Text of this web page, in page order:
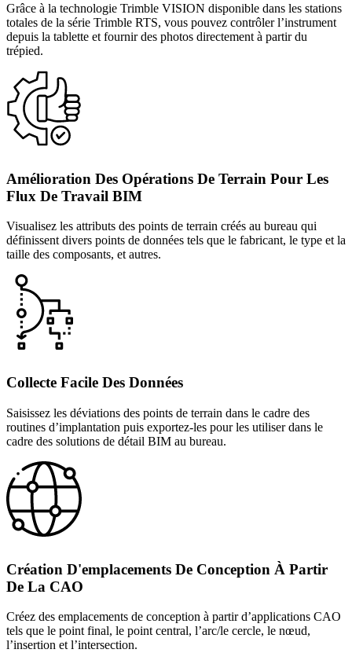
Grâce à la technologie Trimble VISION disponible dans les stations
totales de la série Trimble RTS, vous pouvez contrôler l’instrument
depuis la tablette et fournir des photos directement à partir du
trépied.
Amélioration Des Opérations De Terrain Pour Les
Flux De Travail BIM
Visualisez les attributs des points de terrain créés au bureau qui
définissent divers points de données tels que le fabricant, le type et la
taille des composants, et autres.
Collecte Facile Des Données
Saisissez les déviations des points de terrain dans le cadre des
routines d’implantation puis exportez-les pour les utiliser dans le
cadre des solutions de détail BIM au bureau.
Création D'emplacements De Conception À Partir
De La CAO
Créez des emplacements de conception à partir d’applications CAO
tels que le point final, le point central, l’arc/le cercle, le nœud,
l’insertion et l’intersection.